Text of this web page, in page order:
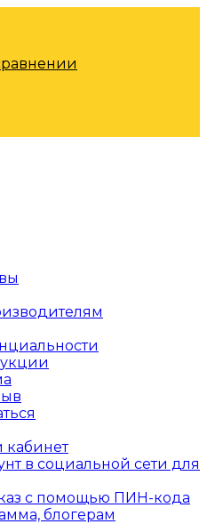
кабинет
в социальной сети для
с помощью ПИН-кода
блогерам